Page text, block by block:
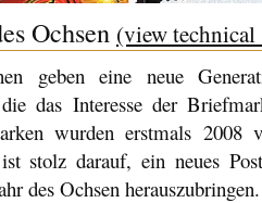
Ochsen (view technical
geben eine neue
das Interesse der
wurden erstmals 2008
stolz darauf, ein neues
des Ochsen herauszubringen.